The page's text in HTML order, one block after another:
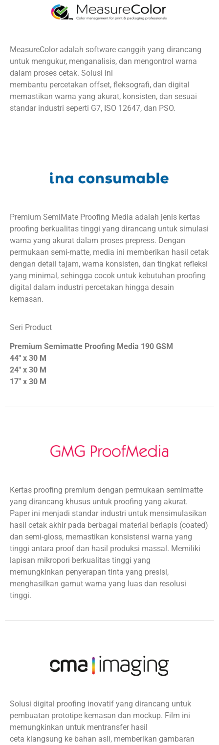
MeasureColor adalah software canggih yang dirancang
untuk mengukur, menganalisis, dan mengontrol warna
dalam proses cetak. Solusi ini
membantu percetakan offset, fleksografi, dan digital
memastikan warna yang akurat, konsisten, dan sesuai
standar industri seperti G7, ISO 12647, dan PSO.
Premium SemiMate Proofing Media adalah jenis kertas
proofing berkualitas tinggi yang dirancang untuk simulasi
warna yang akurat dalam proses prepress. Dengan
permukaan semi-matte, media ini memberikan hasil cetak
dengan detail tajam, warna konsisten, dan tingkat refleksi
yang minimal, sehingga cocok untuk kebutuhan proofing
digital dalam industri percetakan hingga desain
kemasan.
Seri Product
Premium Semimatte Proofing Media 190 GSM
44″ x 30 M
24″ x 30 M
17″ x 30 M
Kertas proofing premium dengan permukaan semimatte
yang dirancang khusus untuk proofing yang akurat.
Paper ini menjadi standar industri untuk mensimulasikan
hasil cetak akhir pada berbagai material berlapis (coated)
dan semi-gloss, memastikan konsistensi warna yang
tinggi antara proof dan hasil produksi massal. Memiliki
lapisan mikropori berkualitas tinggi yang
memungkinkan penyerapan tinta yang presisi,
menghasilkan gamut warna yang luas dan resolusi
tinggi.
Solusi digital proofing inovatif yang dirancang untuk
pembuatan prototipe kemasan dan mockup. Film ini
memungkinkan untuk mentransfer hasil
ceta klangsung ke bahan asli, memberikan gambaran